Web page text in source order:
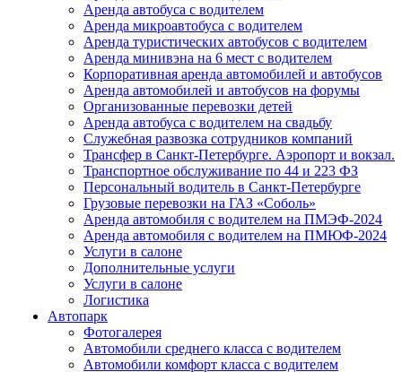
Аренда автобуса с водителем
Аренда микроавтобуса с водителем
Аренда туристических автобусов с водителем
Аренда минивэна на 6 мест с водителем
Корпоративная аренда автомобилей и автобусов
Аренда автомобилей и автобусов на форумы
Организованные перевозки детей
Аренда автобуса с водителем на свадьбу
Служебная развозка сотрудников компаний
Трансфер в Санкт-Петербурге. Аэропорт и вокзал.
Транспортное обслуживание по 44 и 223 ФЗ
Персональный водитель в Санкт-Петербурге
Грузовые перевозки на ГАЗ «Соболь»
Аренда автомобиля с водителем на ПМЭФ-2024
Аренда автомобиля с водителем на ПМЮФ-2024
Услуги в салоне
Дополнительные услуги
Услуги в салоне
Логистика
Автопарк
Фотогалерея
Автомобили среднего класса с водителем
Автомобили комфорт класса с водителем